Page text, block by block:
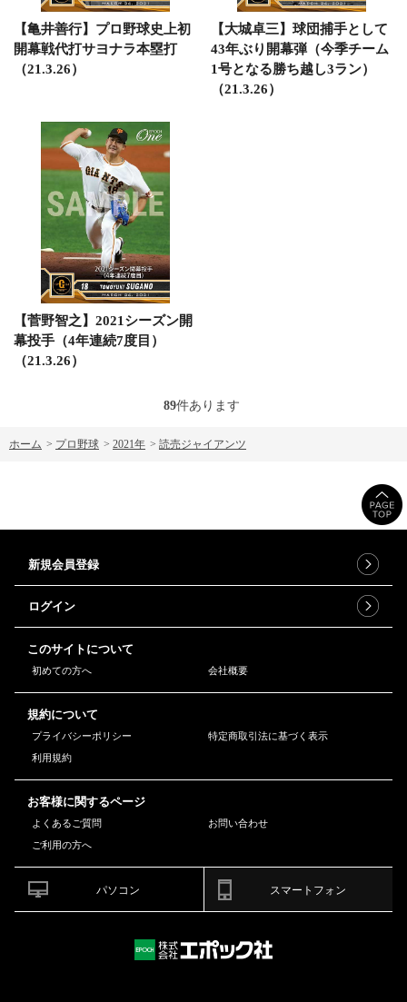
【亀井善行】プロ野球史上初
開幕戦代打サヨナラ本塁打
（21.3.26）
【大城卓三】球団捕手として
43年ぶり開幕弾（今季チーム
1号となる勝ち越し3ラン）
（21.3.26）
【菅野智之】2021シーズン開
幕投手（4年連続7度目）
（21.3.26）
89件あります
ホーム > プロ野球 > 2021年 > 読売ジャイアンツ
新規会員登録
ログイン
このサイトについて
初めての方へ 会社概要
規約について
プライバシーポリシー
特定商取引法に基づく表示
利用規約
お客様に関するページ
よくあるご質問
お問い合わせ
ご利用の方へ
パソコン スマートフォン